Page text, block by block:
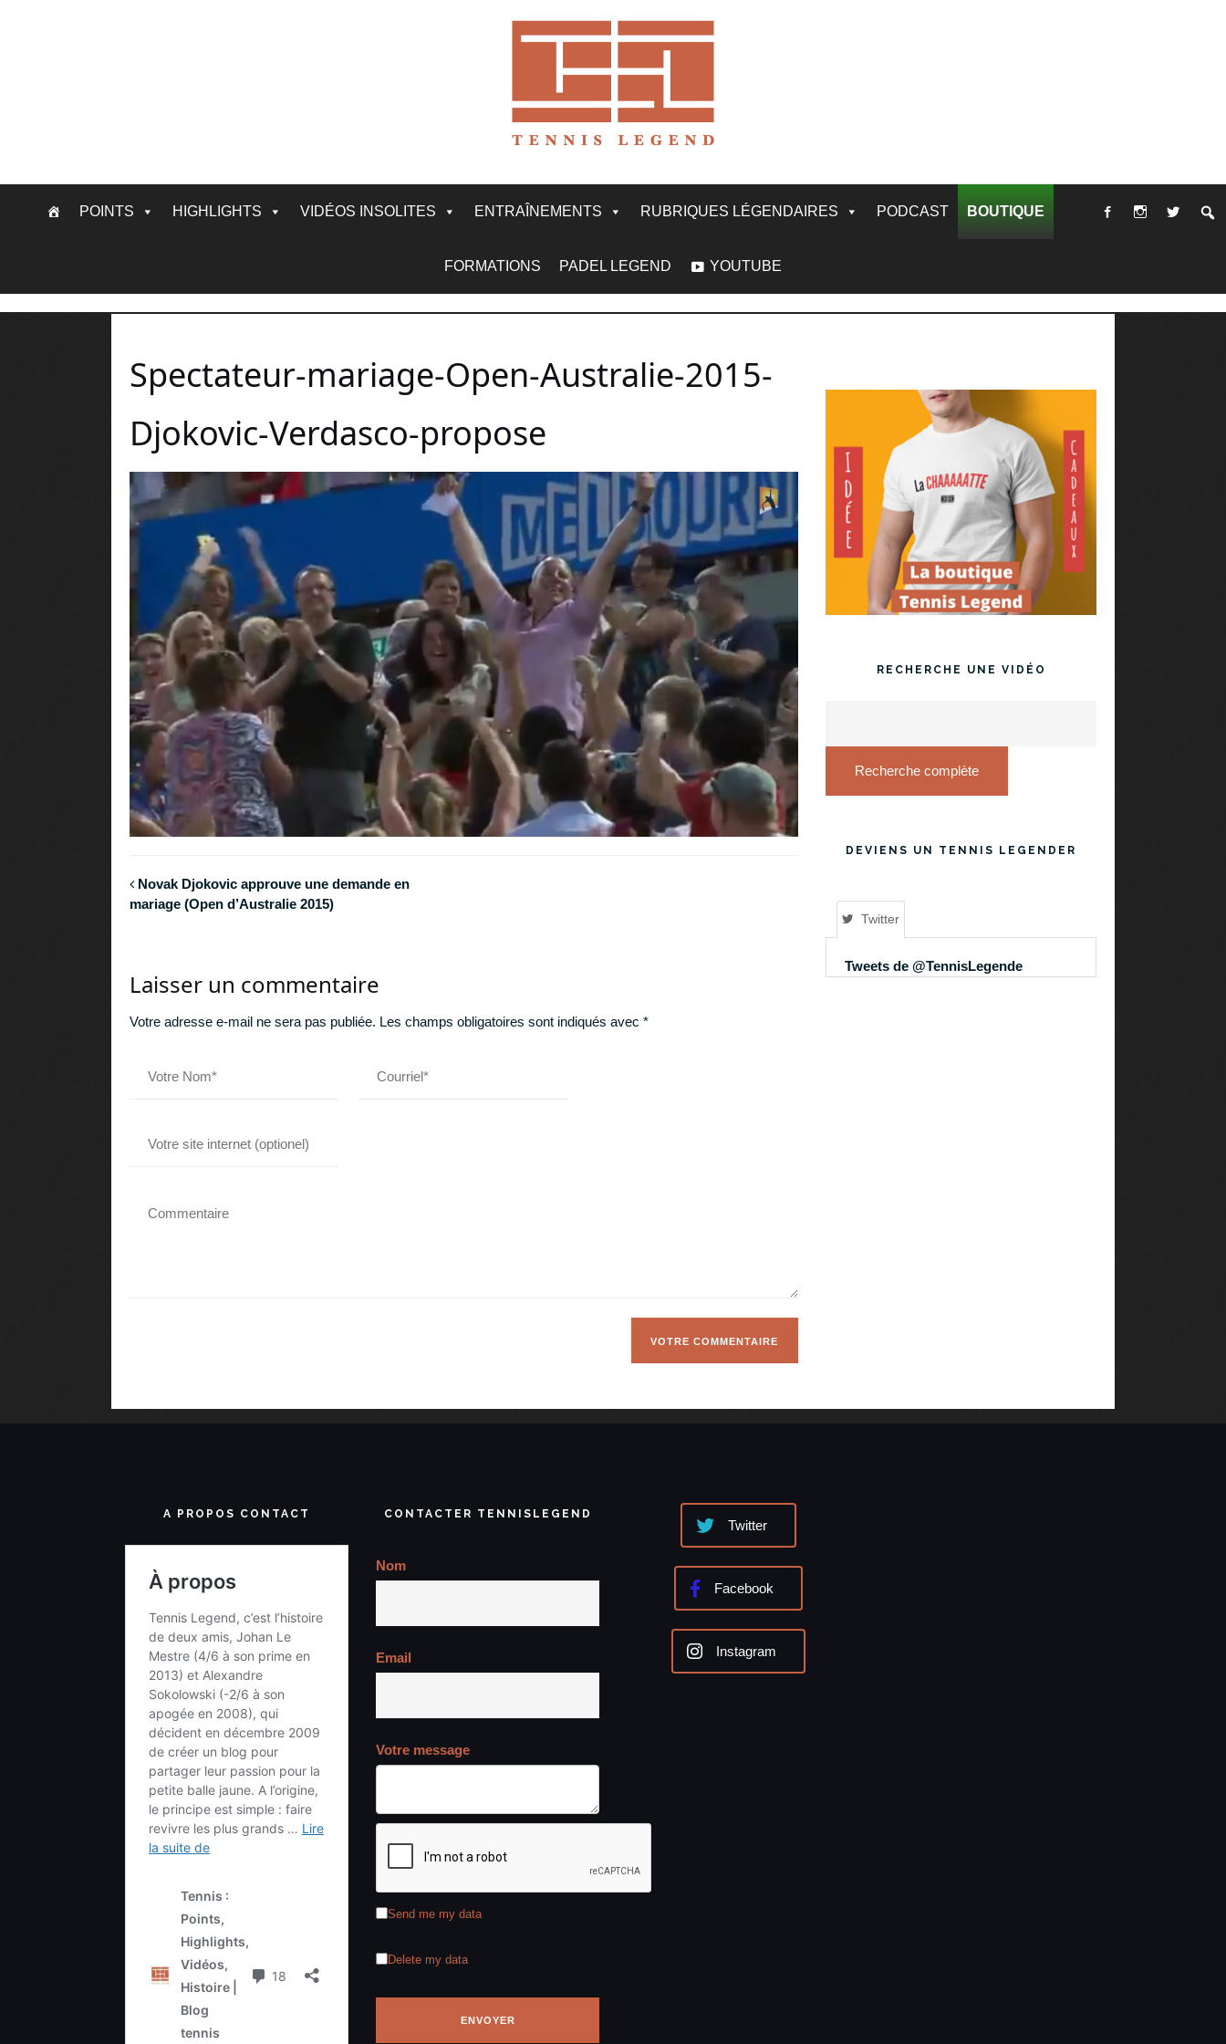
POINTS HIGHLIGHTS VIDÉOS INSOLITES ENTRAÎNEMENTS RUBRIQUES LÉGENDAIRES PODCAST BOUTIQUE
FORMATIONS PADEL LEGEND YOUTUBE
Spectateur-mariage-Open-Australie-2015-
Djokovic-Verdasco-propose
Novak Djokovic approuve une demande en
mariage (Open d’Australie 2015)
Laisser un commentaire
Votre adresse e-mail ne sera pas publiée. Les champs obligatoires sont indiqués avec *
RECHERCHE UNE VIDÉO
Recherche complète
DEVIENS UN TENNIS LEGENDER
Twitter
Tweets de @TennisLegende
A PROPOS CONTACT CONTACTER TENNISLEGEND
Nom
Email
Votre message
Send me my data
Delete my data
Twitter
Facebook
Instagram